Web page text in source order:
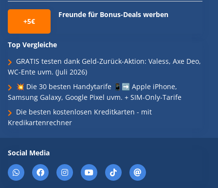
+5€
Freunde für Bonus-Deals werben
Top Vergleiche
GRATIS testen dank Geld-Zurück-Aktion: Valess, Axe Deo,
WC-Ente uvm. (Juli 2026)
💥 Die 30 besten Handytarife 📱➡️ Apple iPhone,
Samsung Galaxy, Google Pixel uvm. + SIM-Only-Tarife
Die besten kostenlosen Kreditkarten - mit
Kredikartenrechner
Social Media